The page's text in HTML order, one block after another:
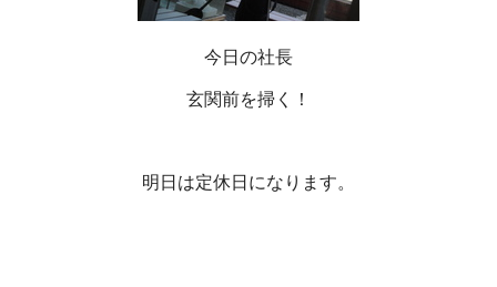
今日の社長
玄関前を掃く！
明日は定休日になります。